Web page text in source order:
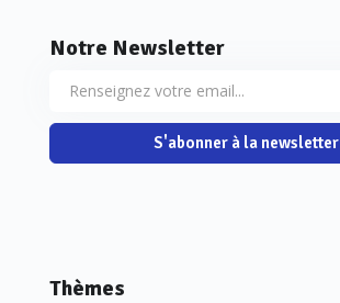
Notre Newsletter
S'abonner à la newsletter
Thèmes